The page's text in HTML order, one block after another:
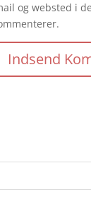
og websted i